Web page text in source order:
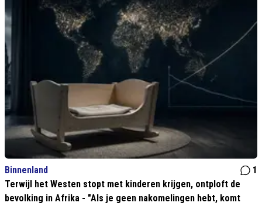
Binnenland
1
Terwijl het Westen stopt met kinderen krijgen, ontploft de
bevolking in Afrika - "Als je geen nakomelingen hebt, komt